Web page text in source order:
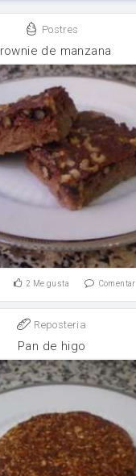
Postres
de manzana
2 Me gusta Comentar
Reposteria
Pan de higo